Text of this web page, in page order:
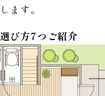
ます。
び方7つご紹介